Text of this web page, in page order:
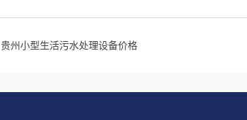
贵州小型生活污水处理设备价格